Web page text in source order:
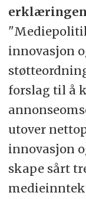
erklæringen
innovasjon
forslag til å
utover
innovasjon
skape sårt